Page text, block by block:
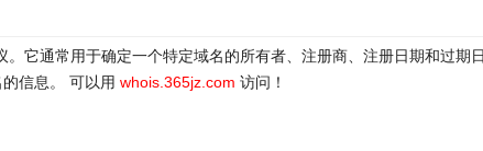
它通常用于确定一个特定域名的所有者、注册商、注册日期和过期
信息。 可以用 whois.365jz.com 访问！